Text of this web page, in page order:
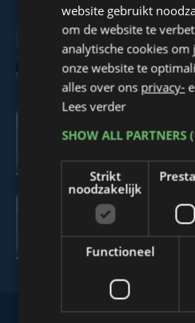
Nieuws
Nieuws
Nieuws
website gebruikt
om de website te
analytische cookies
onze website te
alles over ons privacy-
Lees verder
SHOW ALL PARTNERS
Strikt
noodzakelijk
Functioneel